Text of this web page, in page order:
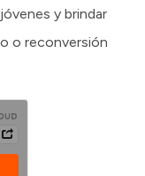
y brindar
o reconversión